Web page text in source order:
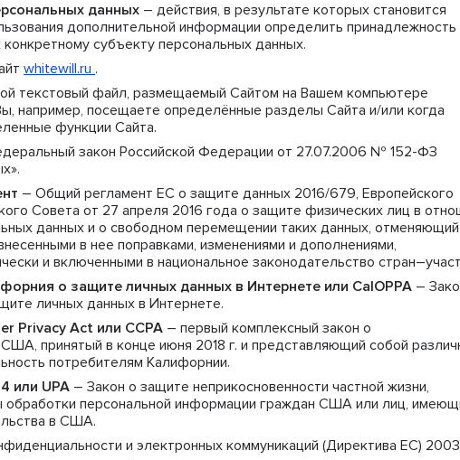
данных – действия, в результате которых становится
дополнительной информации определить принадлежность
субъекту персональных данных.
whitewill.ru .
текстовый файл, размещаемый Сайтом на Вашем компьютере
например, посещаете определённые разделы Сайта и/или когда
функции Сайта.
закон Российской Федерации от 27.07.2006 № 152-ФЗ
– Общий регламент ЕС о защите данных 2016/679, Европейского
Совета от 27 апреля 2016 года о защите физических лиц в
данных и о свободном перемещении таких данных, отменяющий
в нее поправками, изменениями и дополнениями,
и включенными в национальное законодательство
о защите личных данных в Интернете или CalOPPA –
личных данных в Интернете.
Privacy Act или CCPA – первый комплексный закон о
принятый в конце июня 2018 г. и представляющий собой
потребителям Калифорнии.
или UPA – Закон о защите неприкосновенности частной жизни,
персональной информации граждан США или лиц,
в США.
и электронных коммуникаций (Директива ЕС)